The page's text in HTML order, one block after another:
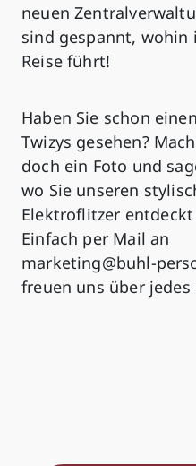
neuen
sind gespannt, wohin
Reise führt!
Haben Sie schon
Twizys gesehen?
doch ein Foto und
wo Sie unseren
Elektroflitzer entdeckt
Einfach per Mail an
marketing@buhl-
freuen uns über jedes